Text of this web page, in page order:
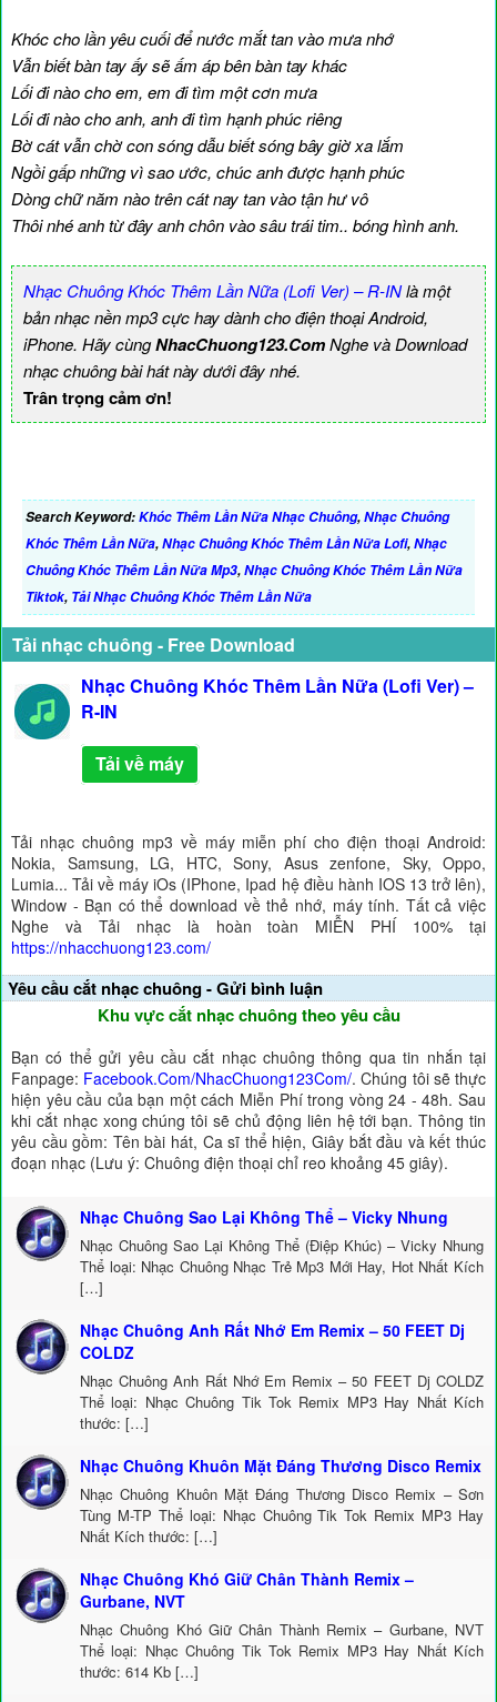
Khóc cho lần yêu cuối để nước mắt tan vào mưa nhớ
Vẫn biết bàn tay ấy sẽ ấm áp bên bàn tay khác
Lối đi nào cho em, em đi tìm một cơn mưa
Lối đi nào cho anh, anh đi tìm hạnh phúc riêng
Bờ cát vẫn chờ con sóng dẫu biết sóng bây giờ xa lắm
Ngồi gấp những vì sao ước, chúc anh được hạnh phúc
Dòng chữ năm nào trên cát nay tan vào tận hư vô
Thôi nhé anh từ đây anh chôn vào sâu trái tim.. bóng hình anh.
Nhạc Chuông Khóc Thêm Lần Nữa (Lofi Ver) – R-INlà một
bản nhạc nền mp3 cực hay dành cho điện thoại Android,
iPhone. Hãy cùngNhacChuong123.ComNghe và Download
nhạc chuông bài hát này dưới đây nhé.
Trân trọng cảm ơn!
Search Keyword:Khóc Thêm Lần Nữa Nhạc Chuông,Nhạc Chuông
Khóc Thêm Lần Nữa,Nhạc Chuông Khóc Thêm Lần Nữa Lofi,Nhạc
Chuông Khóc Thêm Lần Nữa Mp3,Nhạc Chuông Khóc Thêm Lần Nữa
Tiktok, Tải Nhạc Chuông Khóc Thêm Lần Nữa
Tải nhạc chuông - Free Download
Nhạc Chuông Khóc Thêm Lần Nữa (Lofi Ver) –
R-IN
Tải về máy
Tải nhạc chuông mp3 về máy miễn phí cho điện thoại Android:
Nokia, Samsung, LG, HTC, Sony, Asus zenfone, Sky, Oppo,
Lumia... Tải về máy iOs (IPhone, Ipad hệ điều hành IOS 13 trở lên),
Window - Bạn có thể download về thẻ nhớ, máy tính. Tất cả việc
Nghe và Tải nhạc là hoàn toàn MIỄN PHÍ 100% tại
https://nhacchuong123.com/
Yêu cầu cắt nhạc chuông - Gửi bình luận
Khu vực cắt nhạc chuông theo yêu cầu
Bạn có thể gửi yêu cầu cắt nhạc chuông thông qua tin nhắn tại
Fanpage: Facebook.Com/NhacChuong123Com/. Chúng tôi sẽ thực
hiện yêu cầu của bạn một cách Miễn Phí trong vòng 24 - 48h. Sau
khi cắt nhạc xong chúng tôi sẽ chủ động liên hệ tới bạn. Thông tin
yêu cầu gồm: Tên bài hát, Ca sĩ thể hiện, Giây bắt đầu và kết thúc
đoạn nhạc (Lưu ý: Chuông điện thoại chỉ reo khoảng 45 giây).
Nhạc Chuông Sao Lại Không Thể – Vicky Nhung
Nhạc Chuông Sao Lại Không Thể (Điệp Khúc) – Vicky Nhung
Thể loại: Nhạc Chuông Nhạc Trẻ Mp3 Mới Hay, Hot Nhất Kích
[…]
Nhạc Chuông Anh Rất Nhớ Em Remix – 50 FEET Dj
COLDZ
Nhạc Chuông Anh Rất Nhớ Em Remix – 50 FEET Dj COLDZ
Thể loại: Nhạc Chuông Tik Tok Remix MP3 Hay Nhất Kích
thước: […]
Nhạc Chuông Khuôn Mặt Đáng Thương Disco Remix
Nhạc Chuông Khuôn Mặt Đáng Thương Disco Remix – Sơn
Tùng M-TP Thể loại: Nhạc Chuông Tik Tok Remix MP3 Hay
Nhất Kích thước: […]
Nhạc Chuông Khó Giữ Chân Thành Remix –
Gurbane, NVT
Nhạc Chuông Khó Giữ Chân Thành Remix – Gurbane, NVT
Thể loại: Nhạc Chuông Tik Tok Remix MP3 Hay Nhất Kích
thước: 614 Kb […]